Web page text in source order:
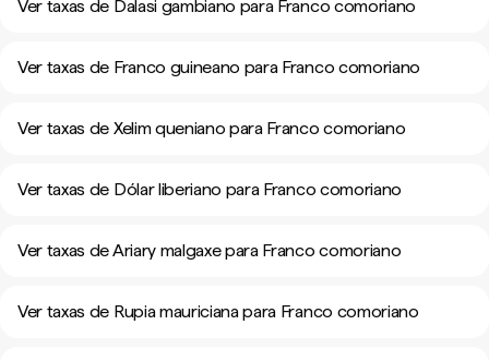
Ver taxas de Dalasi gambiano para Franco comoriano
Ver taxas de Franco guineano para Franco comoriano
Ver taxas de Xelim queniano para Franco comoriano
Ver taxas de Dólar liberiano para Franco comoriano
Ver taxas de Ariary malgaxe para Franco comoriano
Ver taxas de Rupia mauriciana para Franco comoriano